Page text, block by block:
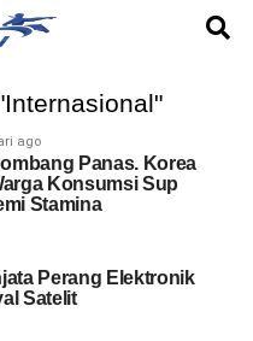
ago
Panas. Korea
Konsumsi Sup
Stamina
Perang Elektronik
Satelit